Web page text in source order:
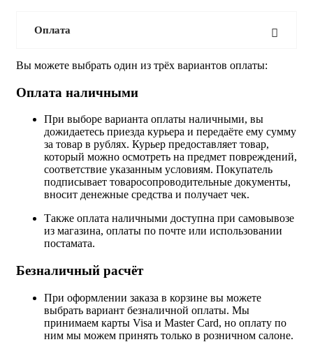
Оплата
Вы можете выбрать один из трёх вариантов оплаты:
Оплата наличными
При выборе варианта оплаты наличными, вы
дожидаетесь приезда курьера и передаёте ему сумму
за товар в рублях. Курьер предоставляет товар,
который можно осмотреть на предмет повреждений,
соответствие указанным условиям. Покупатель
подписывает товаросопроводительные документы,
вносит денежные средства и получает чек.
Также оплата наличными доступна при самовывозе
из магазина, оплаты по почте или использовании
постамата.
Безналичный расчёт
При оформлении заказа в корзине вы можете
выбрать вариант безналичной оплаты. Мы
принимаем карты Visa и Master Card, но оплату по
ним мы можем принять только в розничном салоне.